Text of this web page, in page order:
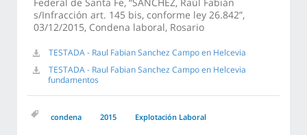
s/Infracción art. 145 bis, conforme ley 26.842”,
03/12/2015, Condena laboral, Rosario
TESTADA - Raul Fabian Sanchez Campo en Helcevia
TESTADA - Raul Fabian Sanchez Campo en Helcevia
fundamentos
condena 2015 Explotación Laboral